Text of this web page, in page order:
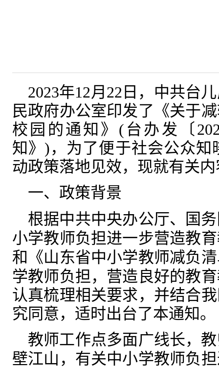
2023年12月22日， 中共台
民政府办公室印发了《关于
校园的通知 》(台办发〔
知》)，为了便于社会公众
动政策落地见效， 现就有关
一、 政策背景
根据中共中央办公厅、
国
小学教师负担进一步营造教
和
《山东省中小学教师减负
学教师负担，营造良好的教
认真梳理相关要求，并结合
究同意， 适时出台了本通知。
教师工作点多面广线长，
壁江山，有关中小学教师负